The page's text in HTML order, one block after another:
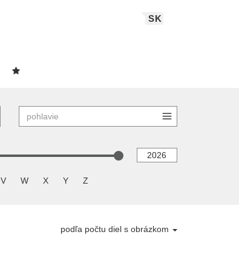
SK
V W X Y Z
podľa počtu diel s obrázkom